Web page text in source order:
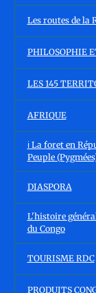
Les routes de la
PHILOSOPHIE
LES 145
AFRIQUE
ℹ️ La foret en
Peuple
DIASPORA
L'histoire
du Congo
TOURISME RDC
PRODUITS